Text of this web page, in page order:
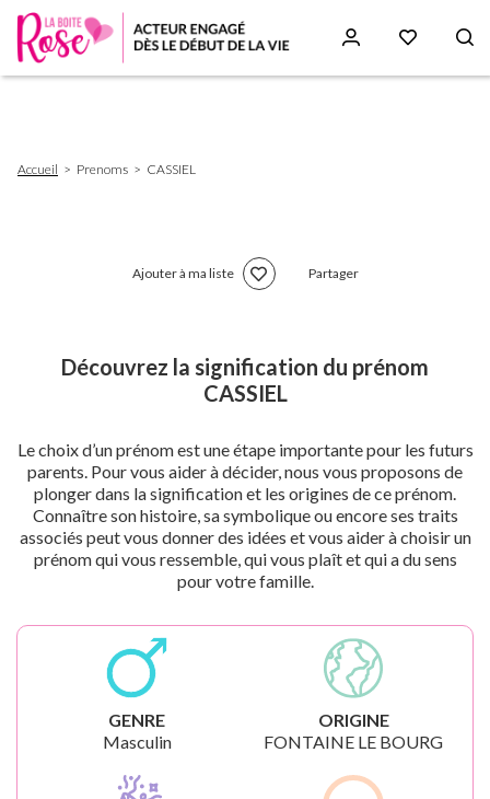
d'Ariane
Accueil Prenoms CASSIEL
Ajouter à ma liste Partager
Découvrez la signification du prénom
CASSIEL
Le choix d’un prénom est une étape importante pour les futurs
parents. Pour vous aider à décider, nous vous proposons de
plonger dans la signification et les origines de ce prénom.
Connaître son histoire, sa symbolique ou encore ses traits
associés peut vous donner des idées et vous aider à choisir un
prénom qui vous ressemble, qui vous plaît et qui a du sens
pour votre famille.
GENRE
Masculin
ORIGINE
FONTAINE LE BOURG